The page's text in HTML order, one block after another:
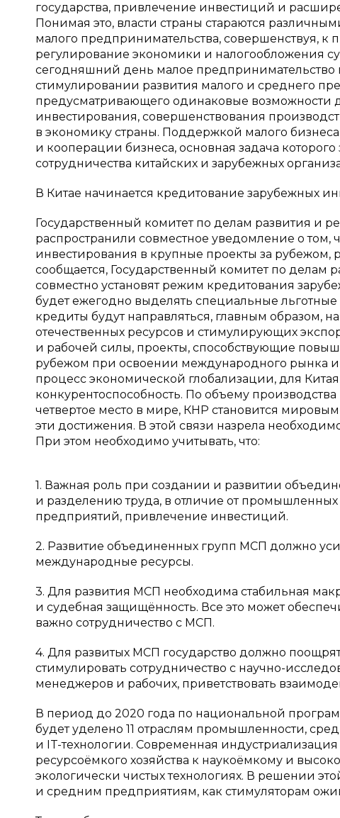
государства, привлечение инвестиций и
Понимая это, власти страны стараются
малого предпринимательства, совершенствуя, к
регулирование экономики и налогообложения
сегодняшний день малое предпринимательство в
стимулировании развития малого и среднего
предусматривающего одинаковые возможности
инвестирования, совершенствования
в экономику страны. Поддержкой малого
и кооперации бизнеса, основная задача
сотрудничества китайских и зарубежных
В Китае начинается кредитование зарубежных
Государственный комитет по делам развития и
распространили совместное уведомление о
инвестирования в крупные проекты за рубежом,
сообщается, Государственный комитет по
совместно установят режим кредитования
будет ежегодно выделять специальные
кредиты будут направляться, главным образом,
отечественных ресурсов и стимулирующих
и рабочей силы, проекты, способствующие
рубежом при освоении международного рынка
процесс экономической глобализации, для
конкурентоспособность. По объему
четвертое место в мире, КНР становится
эти достижения. В этой связи назрела
При этом необходимо учитывать, что:
1. Важная роль при создании и развитии
и разделению труда, в отличие от промышленных
предприятий, привлечение инвестиций.
2. Развитие объединенных групп МСП должно
международные ресурсы.
3. Для развития МСП необходима стабильная
и судебная защищённость. Все это может
важно сотрудничество с МСП.
4. Для развитых МСП государство должно
стимулировать сотрудничество с научно-
менеджеров и рабочих, приветствовать
В период до 2020 года по национальной
будет уделено 11 отраслям промышленности,
и IT-технологии. Современная
ресурсоёмкого хозяйства к наукоёмкому и
экологически чистых технологиях. В решении
и средним предприятиям, как стимуляторам